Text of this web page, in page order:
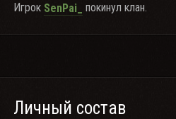
Игрок SenPai_ покинул клан.
Личный состав